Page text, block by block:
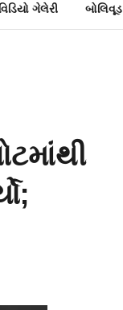
વિડિયો ગેલેરી બોલિવૂડ